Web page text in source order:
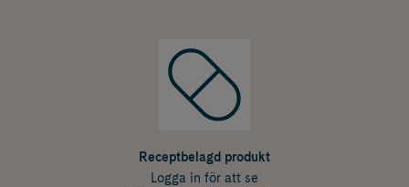
Receptbelagd produkt
Logga in för att se